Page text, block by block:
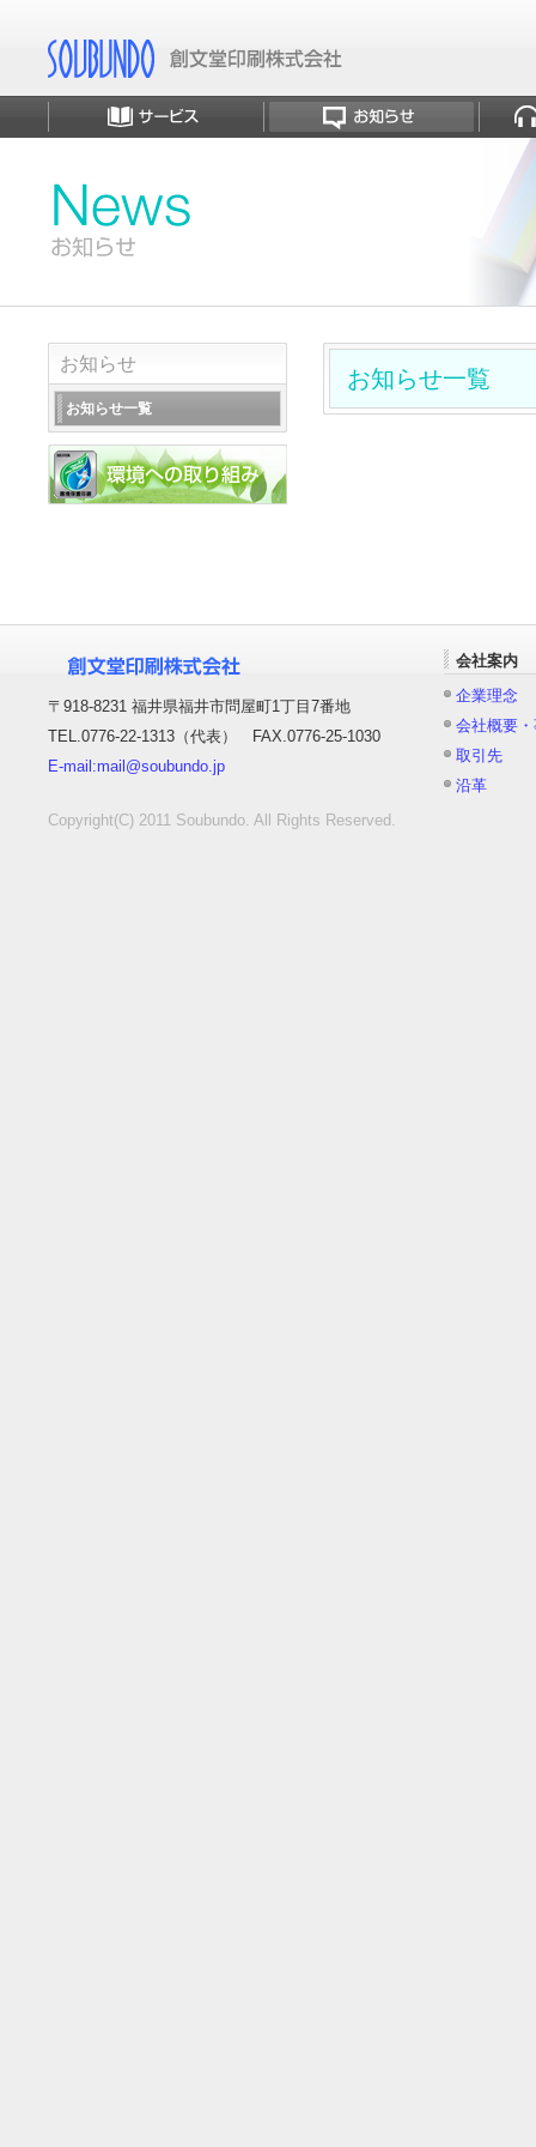
お知らせ
お知らせ一覧
お知らせ一覧
〒918-8231 福井県福井市問屋町1丁目7番地
TEL.0776-22-1313（代表） FAX.0776-25-1030
E-mail:mail@soubundo.jp
Copyright(C) 2011 Soubundo. All Rights Reserved.
会社案内
企業理念
会社概要
取引先
沿革